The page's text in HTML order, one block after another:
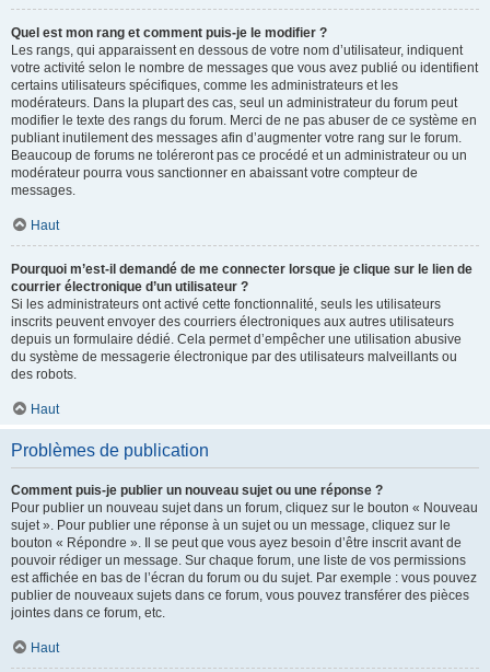
Quel est mon rang et comment puis-je le modifier ?
Les rangs, qui apparaissent en dessous de votre nom d’utilisateur, indiquent
votre activité selon le nombre de messages que vous avez publié ou identifient
certains utilisateurs spécifiques, comme les administrateurs et les
modérateurs. Dans la plupart des cas, seul un administrateur du forum peut
modifier le texte des rangs du forum. Merci de ne pas abuser de ce système en
publiant inutilement des messages afin d’augmenter votre rang sur le forum.
Beaucoup de forums ne toléreront pas ce procédé et un administrateur ou un
modérateur pourra vous sanctionner en abaissant votre compteur de
messages.
Haut
Pourquoi m’est-il demandé de me connecter lorsque je clique sur le lien de
courrier électronique d’un utilisateur ?
Si les administrateurs ont activé cette fonctionnalité, seuls les utilisateurs
inscrits peuvent envoyer des courriers électroniques aux autres utilisateurs
depuis un formulaire dédié. Cela permet d’empêcher une utilisation abusive
du système de messagerie électronique par des utilisateurs malveillants ou
des robots.
Haut
Problèmes de publication
Comment puis-je publier un nouveau sujet ou une réponse ?
Pour publier un nouveau sujet dans un forum, cliquez sur le bouton « Nouveau
sujet ». Pour publier une réponse à un sujet ou un message, cliquez sur le
bouton « Répondre ». Il se peut que vous ayez besoin d’être inscrit avant de
pouvoir rédiger un message. Sur chaque forum, une liste de vos permissions
est affichée en bas de l’écran du forum ou du sujet. Par exemple : vous pouvez
publier de nouveaux sujets dans ce forum, vous pouvez transférer des pièces
jointes dans ce forum, etc.
Haut